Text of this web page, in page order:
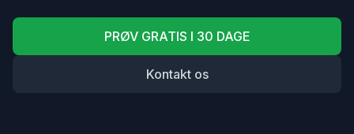
PRØV GRATIS I 30 DAGE
Kontakt os